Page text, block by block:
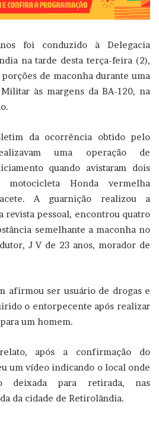
foi conduzido à Delegacia
na tarde desta terça-feira (2),
de maconha durante uma
às margens da BA-120, na
da ocorrência obtido pelo
uma operação de
quando avistaram dois
Honda vermelha
A guarnição realizou a
revista pessoal, encontrou quatro
semelhante a maconha no
J V de 23 anos, morador de
afirmou ser usuário de drogas e
o entorpecente após realizar
um homem.
após a confirmação do
um vídeo indicando o local onde
para retirada, nas
da cidade de Retirolândia.